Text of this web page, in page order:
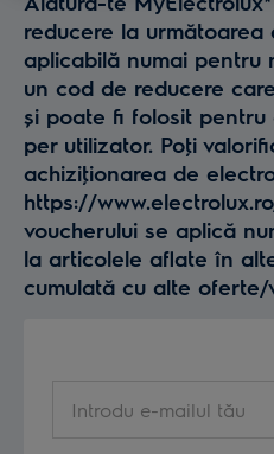
reducere la următoarea
aplicabilă numai pentru
un cod de reducere
și poate fi folosit pentru
per utilizator. Poţi
achiziţionarea de
https://
voucherului se aplică
la articolele aflate în
cumulată cu alte oferte/